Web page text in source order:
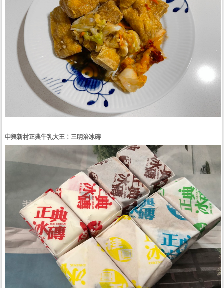
中興新村正典牛乳大王：三明治冰磚